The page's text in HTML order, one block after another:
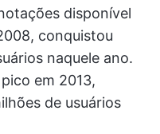
disponível
conquistou
naquele ano.
em 2013,
de usuários